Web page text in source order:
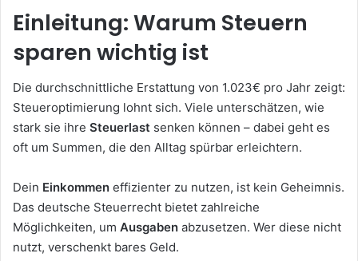
Einleitung: Warum Steuern
sparen wichtig ist
Die durchschnittliche Erstattung von 1.023€ pro Jahr zeigt:
Steueroptimierung lohnt sich. Viele unterschätzen, wie
stark sie ihre Steuerlast senken können – dabei geht es
oft um Summen, die den Alltag spürbar erleichtern.
Dein Einkommen effizienter zu nutzen, ist kein Geheimnis.
Das deutsche Steuerrecht bietet zahlreiche
Möglichkeiten, um Ausgaben abzusetzen. Wer diese nicht
nutzt, verschenkt bares Geld.